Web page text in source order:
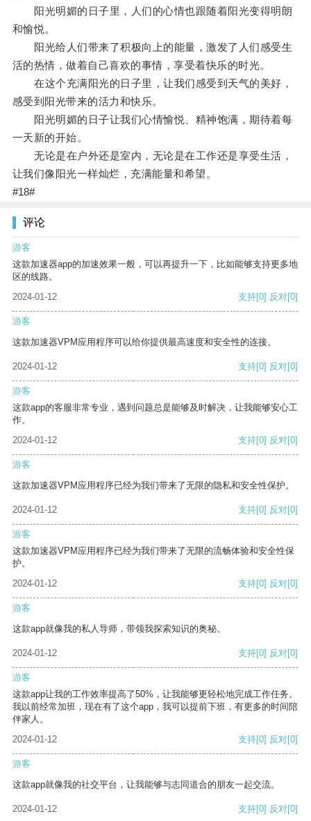
阳光明媚的日子里，人们的心情也跟随着阳光变得明朗
和愉悦。
阳光给人们带来了积极向上的能量，激发了人们感受生
活的热情，做着自己喜欢的事情，享受着快乐的时光。
在这个充满阳光的日子里，让我们感受到天气的美好，
感受到阳光带来的活力和快乐。
阳光明媚的日子让我们心情愉悦、精神饱满，期待着每
一天新的开始。
无论是在户外还是室内，无论是在工作还是享受生活，
让我们像阳光一样灿烂，充满能量和希望。
#18#
评论
游客
这款加速器app的加速效果一般，可以再提升一下，比如能够支持更多地
区的线路。
2024-01-12
支持[0] 反对[0]
游客
这款加速器VPM应用程序可以给你提供最高速度和安全性的连接。
2024-01-12 支持[0] 反对[0]
游客
这款app的客服非常专业，遇到问题总是能够及时解决，让我能够安心工
作。
2024-01-12
支持[0] 反对[0]
游客
这款加速器VPM应用程序已经为我们带来了无限的隐私和安全性保护。
2024-01-12 支持[0] 反对[0]
游客
这款加速器VPM应用程序已经为我们带来了无限的流畅体验和安全性保
护。
2024-01-12
支持[0] 反对[0]
游客
这款app就像我的私人导师，带领我探索知识的奥秘。
2024-01-12 支持[0] 反对[0]
游客
这款app让我的工作效率提高了50%，让我能够更轻松地完成工作任务。
我以前经常加班，现在有了这个app，我可以提前下班，有更多的时间陪
伴家人。
2024-01-12
支持[0] 反对[0]
游客
这款app就像我的社交平台，让我能够与志同道合的朋友一起交流。
2024-01-12 支持[0] 反对[0]